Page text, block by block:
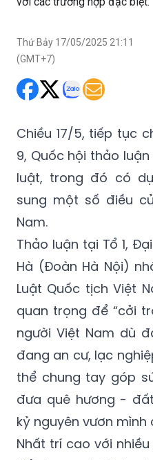
Thứ Bảy 17/05/2025 21:11
Chiều 17/5, tiếp tục
luật, trong đó có
sung một số điều
Nam.
Thảo luận tại Tổ 1,
Hà (Đoàn Hà Nội)
Luật Quốc tịch Việt
quan trọng để “cởi
người Việt Nam dù
đang an cư, lạc
thể chung tay góp
đưa quê hương -
kỷ nguyên vươn mình
Nhất trí cao với
đổi trong dự thảo
thêm vào những nội